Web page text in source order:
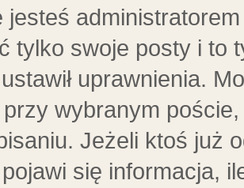
jesteś
tylko swoje posty i to
uprawnienia.
przy wybranym
Jeżeli ktoś już
się informacja,